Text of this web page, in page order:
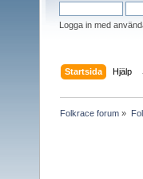
Logga in med
Startsida Hjälp
Folkrace forum »